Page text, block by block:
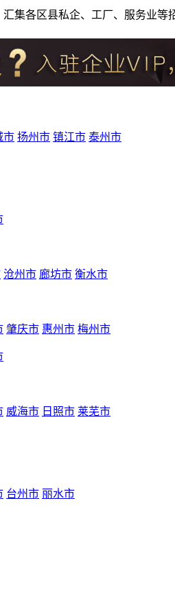
集各区县私企、工厂、服务业
市 扬州市 镇江市 泰州市
沧州市 廊坊市 衡水市
肇庆市 惠州市 梅州市
威海市 日照市 莱芜市
台州市 丽水市